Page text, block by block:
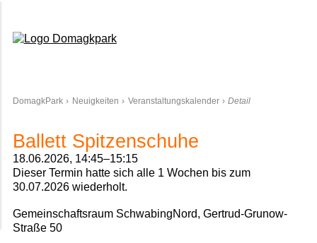
DomagkPark Neuigkeiten Veranstaltungskalender Detail
Ballett Spitzenschuhe
18.06.2026, 14:45–15:15
Dieser Termin hatte sich alle 1 Wochen bis zum
30.07.2026 wiederholt.
Gemeinschaftsraum SchwabingNord, Gertrud-Grunow-
Straße 50